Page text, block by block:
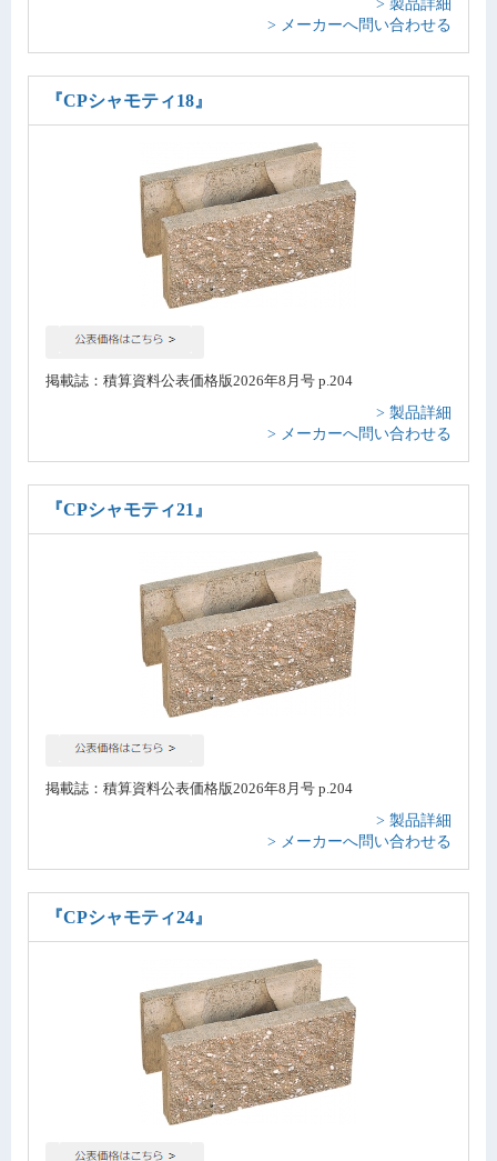
> メーカーへ問い合わせる
『CPシャモティ18』
掲載誌：積算資料公表価格版2026年8月号 p.204
> 製品詳細
> メーカーへ問い合わせる
『CPシャモティ21』
掲載誌：積算資料公表価格版2026年8月号 p.204
> 製品詳細
> メーカーへ問い合わせる
『CPシャモティ24』